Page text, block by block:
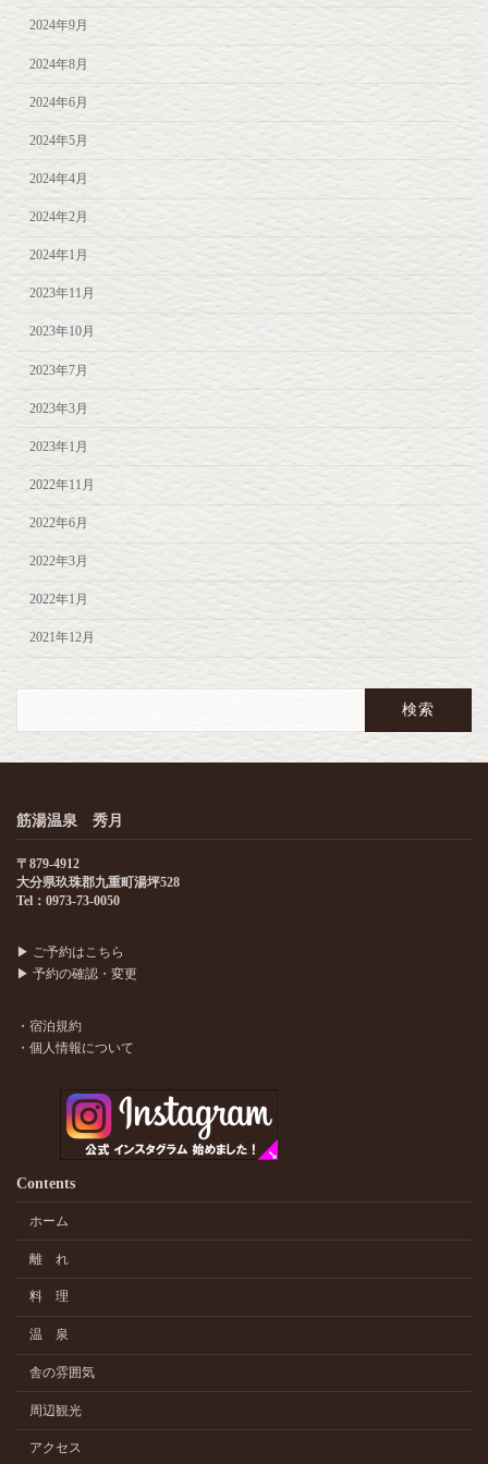
2024年9月
2024年8月
2024年6月
2024年5月
2024年4月
2024年2月
2024年1月
2023年11月
2023年10月
2023年7月
2023年3月
2023年1月
2022年11月
2022年6月
2022年3月
2022年1月
2021年12月
筋湯温泉 秀月
〒879-4912
大分県玖珠郡九重町湯坪528
Tel：0973-73-0050
▶ ご予約はこちら
▶ 予約の確認・変更
・宿泊規約
・個人情報について
Contents
ホーム
離 れ
料 理
温 泉
舎の雰囲気
周辺観光
アクセス